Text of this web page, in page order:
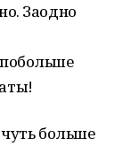
Заодно
больше